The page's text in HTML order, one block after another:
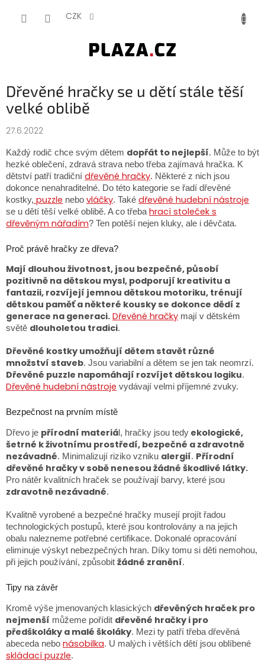
CZK
Dřevěné hračky se u dětí stále těší
velké oblibě
27.6.2022
Každý rodič chce svým dětem dopřát to nejlepší. Může to být
hezké oblečení, zdravá strava nebo třeba zajímavá hračka. K
dětství patří tradiční dřevěné hračky. Některé z nich jsou
dokonce nenahraditelné. Do této kategorie se řadí dřevěné
kostky, puzzle nebo vláčky. Také dřevěné hudební nástroje
se u dětí těší velké oblibě. A co třeba hrací stoleček s
dřevěným nářadím? Ten potěší nejen kluky, ale i děvčata.
Proč právě hračky ze dřeva?
Mají dlouhou životnost, jsou bezpečné, působí
pozitivně na dětskou mysl, podporují kreativitu a
fantazii, rozvíjejí jemnou dětskou motoriku, trénují
dětskou paměť a některé kousky se dokonce dědí z
generace na generaci. Dřevěné hračky mají v dětském
světě dlouholetou tradici.
Dřevěné kostky umožňují dětem stavět různé
množství staveb. Jsou variabilní a dětem se jen tak neomrzí.
Dřevěné puzzle napomáhají rozvíjet dětskou logiku.
Dřevěné hudební nástroje vydávají velmi příjemné zvuky.
Bezpečnost na prvním místě
Dřevo je přírodní materiá l, hračky jsou tedy ekologické,
šetrné k životnímu prostředí, bezpečné a zdravotně
nezávadné. Minimalizují riziko vzniku alergií. Přírodní
dřevěné hračky v sobě nenesou žádné škodlivé látky.
Pro nátěr kvalitních hraček se používají barvy, které jsou
zdravotně nezávadné.
Kvalitně vyrobené a bezpečné hračky musejí projít řadou
technologických postupů, které jsou kontrolovány a na jejich
obalu nalezneme potřebné certifikace. Dokonalé opracování
eliminuje výskyt nebezpečných hran. Díky tomu si děti nemohou,
při jejich používání, způsobit žádné zranění.
Tipy na závěr
Kromě výše jmenovaných klasických dřevěných hraček pro
nejmenší můžeme pořídit dřevěné hračky i pro
předškoláky a malé školáky. Mezi ty patří třeba dřevěná
abeceda nebo násobilka. U malých i větších dětí jsou oblíbené
skládací puzzle.